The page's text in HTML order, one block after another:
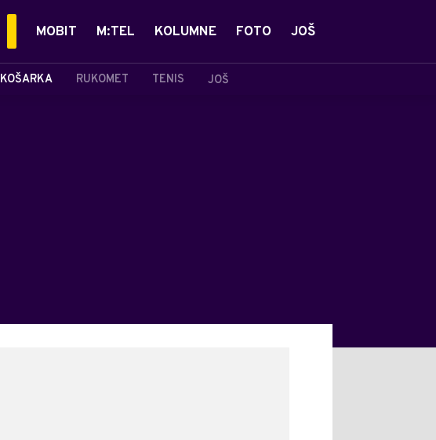
KOŠARKA RUKOMET TENIS JOŠ
MOBIT M:TEL KOLUMNE FOTO JOŠ